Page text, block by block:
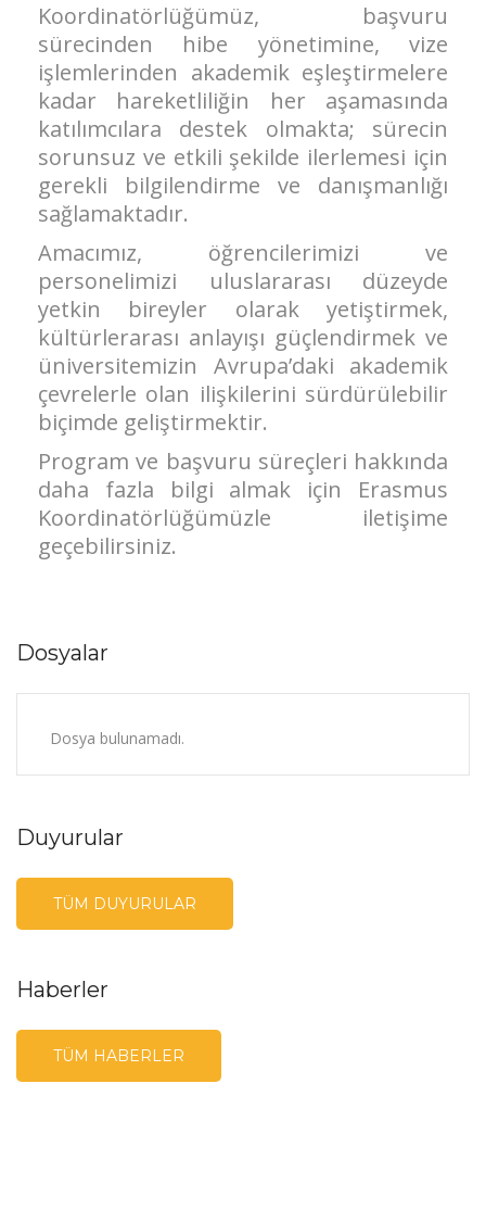
Koordinatörlüğümüz, başvuru
sürecinden hibe yönetimine, vize
işlemlerinden akademik eşleştirmelere
kadar hareketliliğin her aşamasında
katılımcılara destek olmakta; sürecin
sorunsuz ve etkili şekilde ilerlemesi için
gerekli bilgilendirme ve danışmanlığı
sağlamaktadır.
Amacımız, öğrencilerimizi ve
personelimizi uluslararası düzeyde
yetkin bireyler olarak yetiştirmek,
kültürlerarası anlayışı güçlendirmek ve
üniversitemizin Avrupa’daki akademik
çevrelerle olan ilişkilerini sürdürülebilir
biçimde geliştirmektir.
Program ve başvuru süreçleri hakkında
daha fazla bilgi almak için Erasmus
Koordinatörlüğümüzle iletişime
geçebilirsiniz.
Dosyalar
Dosya bulunamadı.
Duyurular
TÜM DUYURULAR
Haberler
TÜM HABERLER